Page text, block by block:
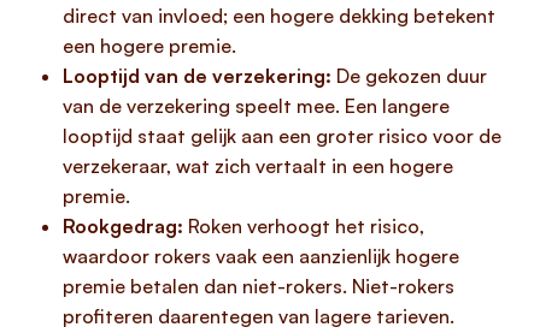
direct van invloed; een hogere dekking betekent
een hogere premie.
Looptijd van de verzekering: De gekozen duur
van de verzekering speelt mee. Een langere
looptijd staat gelijk aan een groter risico voor de
verzekeraar, wat zich vertaalt in een hogere
premie.
Rookgedrag: Roken verhoogt het risico,
waardoor rokers vaak een aanzienlijk hogere
premie betalen dan niet-rokers. Niet-rokers
profiteren daarentegen van lagere tarieven.